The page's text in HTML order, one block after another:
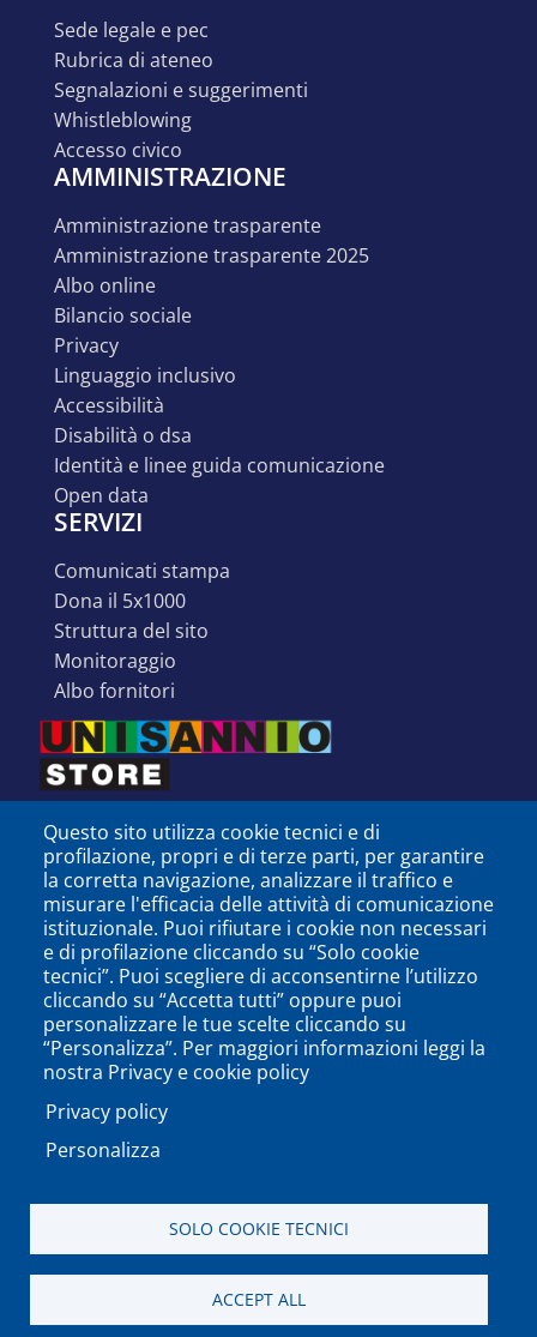
sede legale e pec
rubrica di ateneo
segnalazioni e suggerimenti
whistleblowing
accesso civico
AMMINISTRAZIONE
amministrazione trasparente
amministrazione trasparente 2025
albo online
bilancio sociale
privacy
linguaggio inclusivo
accessibilità
disabilità o dsa
identità e linee guida comunicazione
open data
SERVIZI
comunicati stampa
dona il 5x1000
struttura del sito
monitoraggio
albo fornitori
SEGUICI SU
PODCAST
Questo sito utilizza cookie tecnici e di
profilazione, propri e di terze parti, per garantire
la corretta navigazione, analizzare il traffico e
misurare l'efficacia delle attività di comunicazione
istituzionale. Puoi rifiutare i cookie non necessari
e di profilazione cliccando su “Solo cookie
tecnici”. Puoi scegliere di acconsentirne l’utilizzo
cliccando su “Accetta tutti” oppure puoi
personalizzare le tue scelte cliccando su
“Personalizza”. Per maggiori informazioni leggi la
nostra Privacy e cookie policy
Privacy policy
Personalizza
SOLO COOKIE TECNICI
ACCEPT ALL
Università degli Studi del Sannio di Benevento - Piazza
Guerrazzi, 82100 Benevento, ITALY P.IVA: 01114010620